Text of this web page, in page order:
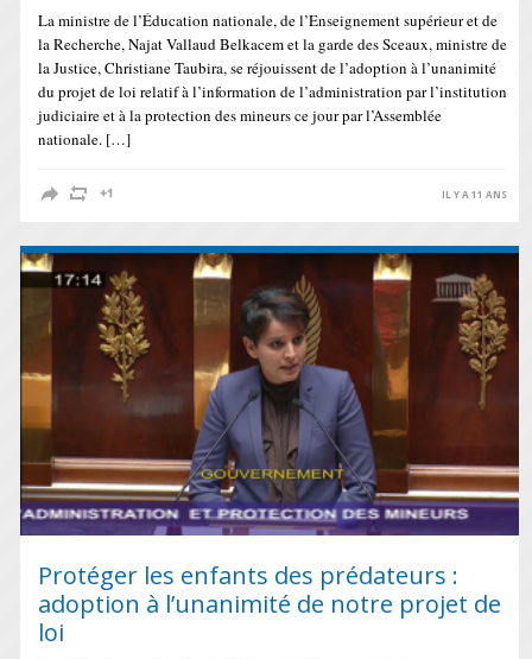
La ministre de l’Éducation nationale, de l’Enseignement supérieur et de
la Recherche, Najat Vallaud Belkacem et la garde des Sceaux, ministre de
la Justice, Christiane Taubira, se réjouissent de l’adoption à l’unanimité
du projet de loi relatif à l’information de l’administration par l’institution
judiciaire et à la protection des mineurs ce jour par l’Assemblée
nationale. […]
IL Y A 11 ANS
Protéger les enfants des prédateurs :
adoption à l’unanimité de notre projet de
loi